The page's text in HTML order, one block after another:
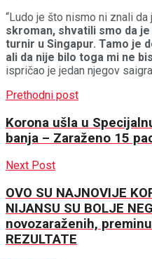
“Ludo je što nismo ni znali da
skroman, shvatili smo da
turnir u Singapur. Tamo je
ali da nije bilo toga mi ne
ispričao je jedan njegov
Prethodni post
Korona ušla u
banja – Zaraženo 15
Next Post
OVO SU NAJNOVIJE
NIJANSU SU BOLJE
novozaraženih,
REZULTATE